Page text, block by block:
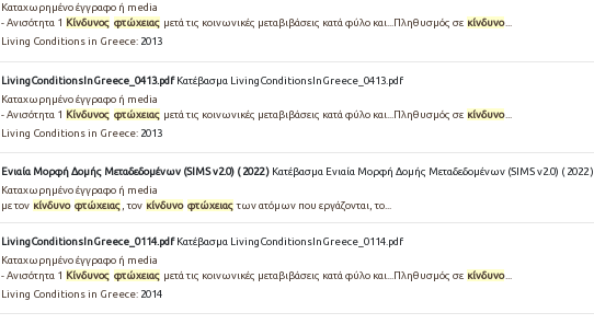
Καταχωρημένο έγγραφο ή media
- Ανισότητα 1 Κίνδυνος φτώχειας μετά τις κοινωνικές μεταβιβάσεις κατά φύλο και...Πληθυσμός σε κίνδυνο...
Living Conditions in Greece: 2013
LivingConditionsInGreece_0413.pdf Κατέβασμα LivingConditionsInGreece_0413.pdf
Καταχωρημένο έγγραφο ή media
- Ανισότητα 1 Κίνδυνος φτώχειας μετά τις κοινωνικές μεταβιβάσεις κατά φύλο και...Πληθυσμός σε κίνδυνο
Living Conditions in Greece: 2013
Ενιαία Μορφή Δομής Μεταδεδομένων (SIMS v2.0) ( 2022 ) Κατέβασμα Ενιαία Μορφή Δομής Μεταδεδομένων (SIMS v2.0) ( 2022 )
Καταχωρημένο έγγραφο ή media
με τον κίνδυνο φτώχειας, τον κίνδυνο φτώχειαςτων ατόμων που εργάζονται, το...
LivingConditionsInGreece_0114.pdf Κατέβασμα LivingConditionsInGreece_0114.pdf
Καταχωρημένο έγγραφο ή media
- Ανισότητα 1 Κίνδυνος φτώχειας μετά τις κοινωνικές μεταβιβάσεις κατά φύλο και...Πληθυσμός σε κίνδυνο
Living Conditions in Greece: 2014